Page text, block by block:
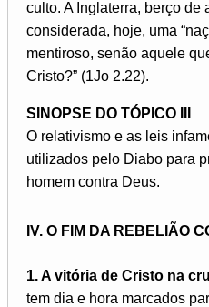
culto. A Inglaterra, berço de
considerada, hoje, uma
mentiroso, senão aquele
Cristo?” (1Jo 2.22).
SINOPSE DO TÓPICO III
O relativismo e as leis
utilizados pelo Diabo para
homem contra Deus.
IV. O FIM DA REBELIÃO
1. A vitória de Cristo na
tem dia e hora marcados